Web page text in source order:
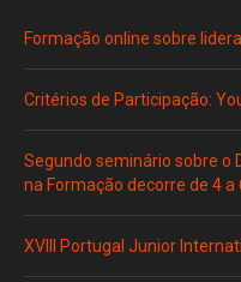
Formação online sobre
Critérios de Participação:
Segundo seminário sobre o
na Formação decorre de 4
XVIII Portugal Junior